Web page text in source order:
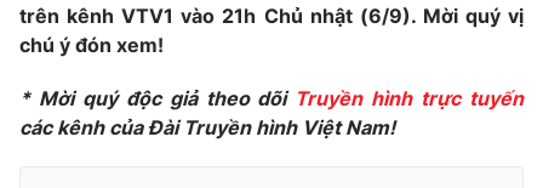
Theo dõi báo trên
trên kênh VTV1 vào 21h Chủ nhật (6/9). Mời quý vị
chú ý đón xem!
* Mời quý độc giả theo dõi Truyền hình trực tuyến
các kênh của Đài Truyền hình Việt Nam!